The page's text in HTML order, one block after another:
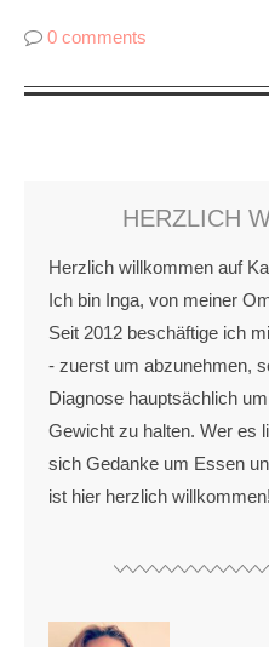
0 comments
HERZLICH
Herzlich willkommen auf
Ich bin Inga, von meiner
Seit 2012 beschäftige ich
- zuerst um abzunehmen,
Diagnose hauptsächlich
Gewicht zu halten. Wer es
sich Gedanke um Essen
ist hier herzlich willkommen!